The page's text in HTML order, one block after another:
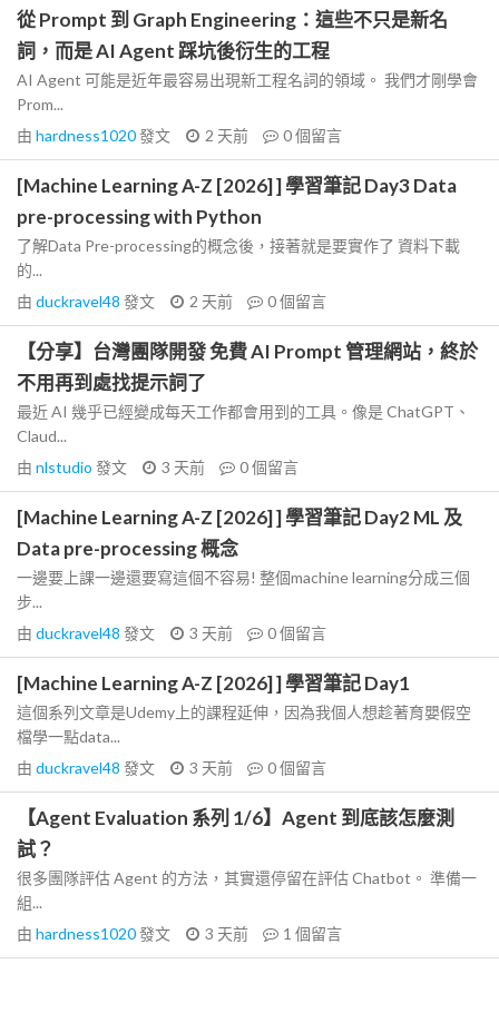
從 Prompt 到 Graph Engineering：這些不只是新名
詞，而是 AI Agent 踩坑後衍生的工程
AI Agent 可能是近年最容易出現新工程名詞的領域。 我們才剛學會
Prom...
由 hardness1020發文 2 天前 0個留言
[Machine Learning A-Z [2026] ] 學習筆記 Day3 Data
pre-processing with Python
了解Data Pre-processing的概念後，接著就是要實作了 資料下載
的...
由 duckravel48 發文 2 天前 0個留言
【分享】台灣團隊開發 免費 AI Prompt 管理網站，終於
不用再到處找提示詞了
最近 AI 幾乎已經變成每天工作都會用到的工具。像是 ChatGPT、
Claud...
由 nlstudio 發文 3 天前 0個留言
[Machine Learning A-Z [2026] ] 學習筆記 Day2 ML 及
Data pre-processing 概念
一邊要上課一邊還要寫這個不容易! 整個machine learning分成三個
步...
由 duckravel48 發文 3 天前 0個留言
[Machine Learning A-Z [2026] ] 學習筆記 Day1
這個系列文章是Udemy上的課程延伸，因為我個人想趁著育嬰假空
檔學一點data...
由 duckravel48 發文 3 天前 0個留言
【Agent Evaluation 系列 1/6】Agent 到底該怎麼測
試？
很多團隊評估 Agent 的方法，其實還停留在評估 Chatbot。 準備一
組...
由 hardness1020發文 3 天前 1 個留言